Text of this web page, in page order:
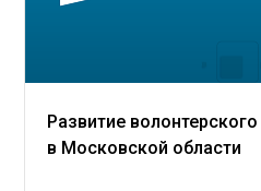
Развитие
в Московской области